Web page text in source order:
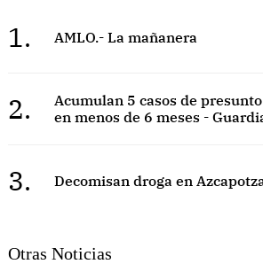
1. AMLO.- La mañanera
2.
Acumulan 5 casos de
en menos de 6 meses -
3. Decomisan droga en
Otras Noticias